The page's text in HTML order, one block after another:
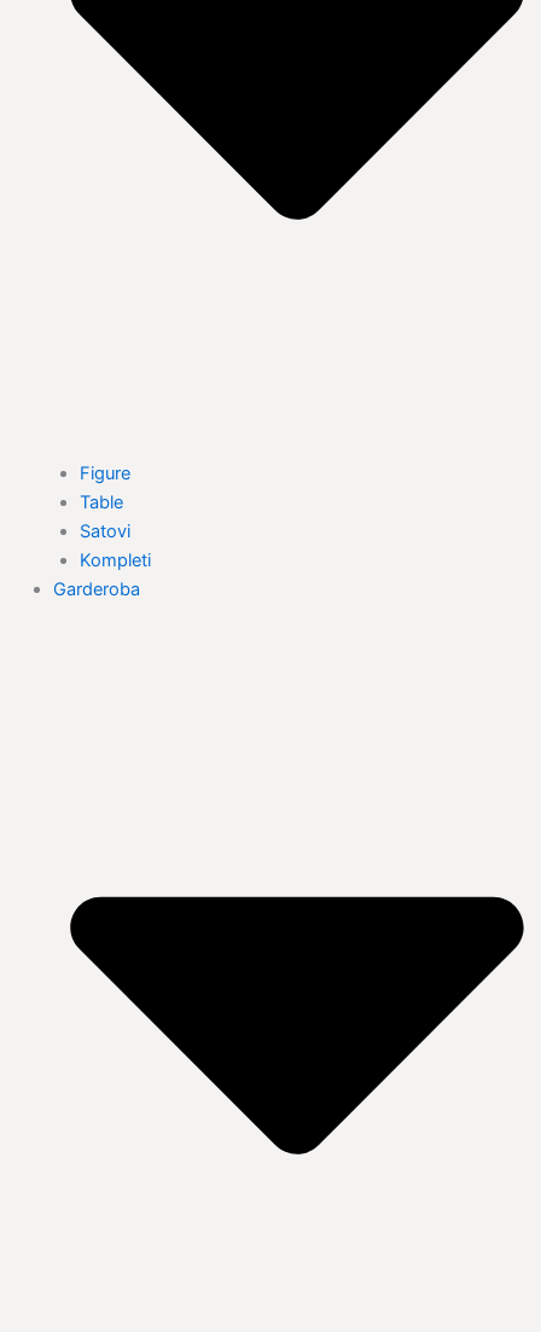
Figure
Table
Satovi
Kompleti
Garderoba